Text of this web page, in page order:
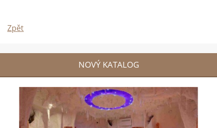
Zpět
NOVÝ KATALOG